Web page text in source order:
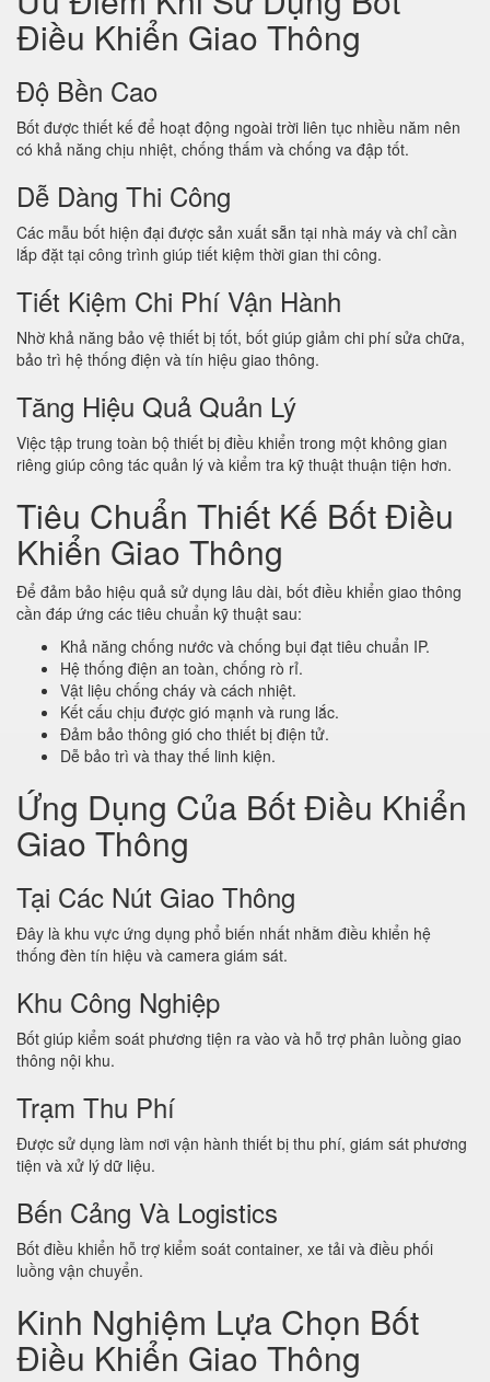
Điều Khiển Giao Thông
Độ Bền Cao
Bốt được thiết kế để hoạt động ngoài trời liên tục nhiều năm nên
có khả năng chịu nhiệt, chống thấm và chống va đập tốt.
Dễ Dàng Thi Công
Các mẫu bốt hiện đại được sản xuất sẵn tại nhà máy và chỉ cần
lắp đặt tại công trình giúp tiết kiệm thời gian thi công.
Tiết Kiệm Chi Phí Vận Hành
Nhờ khả năng bảo vệ thiết bị tốt, bốt giúp giảm chi phí sửa chữa,
bảo trì hệ thống điện và tín hiệu giao thông.
Tăng Hiệu Quả Quản Lý
Việc tập trung toàn bộ thiết bị điều khiển trong một không gian
riêng giúp công tác quản lý và kiểm tra kỹ thuật thuận tiện hơn.
Tiêu Chuẩn Thiết Kế Bốt Điều
Khiển Giao Thông
Để đảm bảo hiệu quả sử dụng lâu dài, bốt điều khiển giao thông
cần đáp ứng các tiêu chuẩn kỹ thuật sau:
Khả năng chống nước và chống bụi đạt tiêu chuẩn IP.
Hệ thống điện an toàn, chống rò rỉ.
Vật liệu chống cháy và cách nhiệt.
Kết cấu chịu được gió mạnh và rung lắc.
Đảm bảo thông gió cho thiết bị điện tử.
Dễ bảo trì và thay thế linh kiện.
Ứng Dụng Của Bốt Điều Khiển
Giao Thông
Tại Các Nút Giao Thông
Đây là khu vực ứng dụng phổ biến nhất nhằm điều khiển hệ
thống đèn tín hiệu và camera giám sát.
Khu Công Nghiệp
Bốt giúp kiểm soát phương tiện ra vào và hỗ trợ phân luồng giao
thông nội khu.
Trạm Thu Phí
Được sử dụng làm nơi vận hành thiết bị thu phí, giám sát phương
tiện và xử lý dữ liệu.
Bến Cảng Và Logistics
Bốt điều khiển hỗ trợ kiểm soát container, xe tải và điều phối
luồng vận chuyển.
Kinh Nghiệm Lựa Chọn Bốt
Điều Khiển Giao Thông